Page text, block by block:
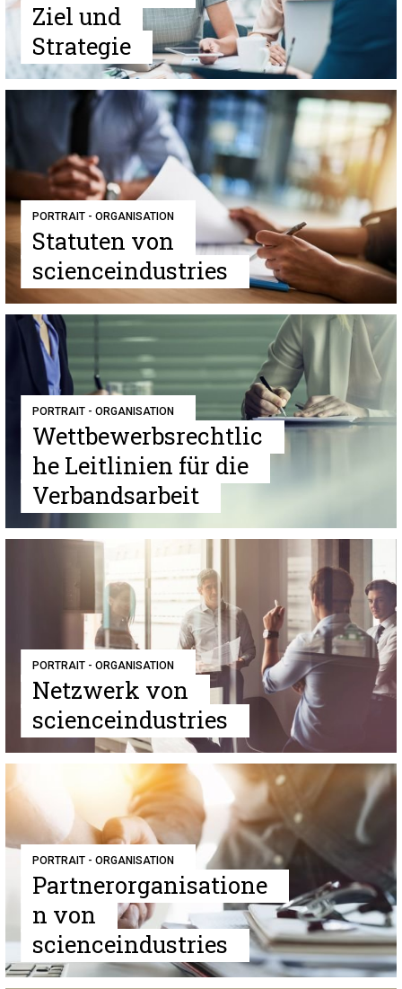
Ziel und
Strategie
PORTRAIT - ORGANISATION
Statuten von
scienceindustries
PORTRAIT - ORGANISATION
Wettbewerbsrechtlic
he Leitlinien für die
Verbandsarbeit
PORTRAIT - ORGANISATION
Netzwerk von
scienceindustries
PORTRAIT - ORGANISATION
Partnerorganisatione
n von
scienceindustries